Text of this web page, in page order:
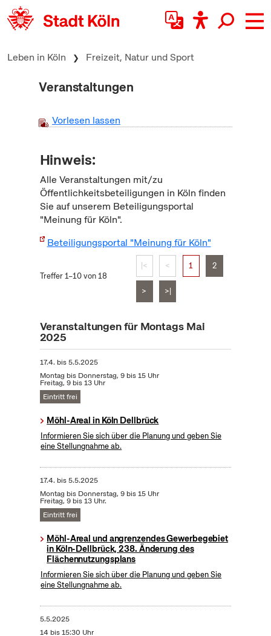
zum Inhalt springen
Leben in Köln Freizeit, Natur und Sport
Veranstaltungen
Vorlesen lassen
Hinweis:
Alle Veranstaltungen mit/zu
Öffentlichkeitsbeteiligungen in Köln finden
Sie auf unserem Beteiligungsportal
"Meinung für Köln".
Beteiligungsportal "Meinung für Köln"
Treffer 1–10 von 18
|< < 1 2
> >|
Veranstaltungen für Montags Mai
2025
17.4. bis5.5.2025
Montag bis Donnerstag, 9 bis 15 Uhr
Freitag, 9 bis 13 Uhr
Eintritt frei
Möhl-Areal in Köln Dellbrück
Informieren Sie sich über die Planung und geben Sie
eine Stellungnahme ab.
17.4. bis5.5.2025
Montag bis Donnerstag, 9 bis 15 Uhr
Freitag, 9 bis 13 Uhr.
Eintritt frei
Möhl-Areal und angrenzendes Gewerbegebiet
in Köln-Dellbrück, 238. Änderung des
Flächennutzungsplans
Informieren Sie sich über die Planung und geben Sie
eine Stellungnahme ab.
5.5.2025
14 bis 15:30 Uhr